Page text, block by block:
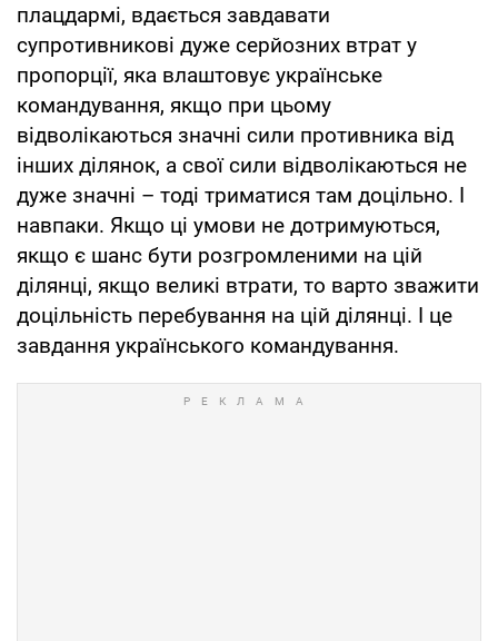
плацдармі, вдається завдавати
супротивникові дуже серйозних втрат у
пропорції, яка влаштовує українське
командування, якщо при цьому
відволікаються значні сили противника від
інших ділянок, а свої сили відволікаються не
дуже значні – тоді триматися там доцільно. І
навпаки. Якщо ці умови не дотримуються,
якщо є шанс бути розгромленими на цій
ділянці, якщо великі втрати, то варто зважити
доцільність перебування на цій ділянці. І це
завдання українського командування.